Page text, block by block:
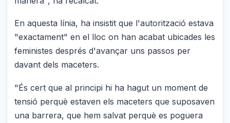
En aquesta línia, ha insistit que l'autorització estava
"exactament" en el lloc on han acabat ubicades les
feministes després d'avançar uns passos per
davant dels maceters.
"És cert que al principi hi ha hagut un moment de
tensió perquè estaven els maceters que suposaven
una barrera, que hem salvat perquè es poguera